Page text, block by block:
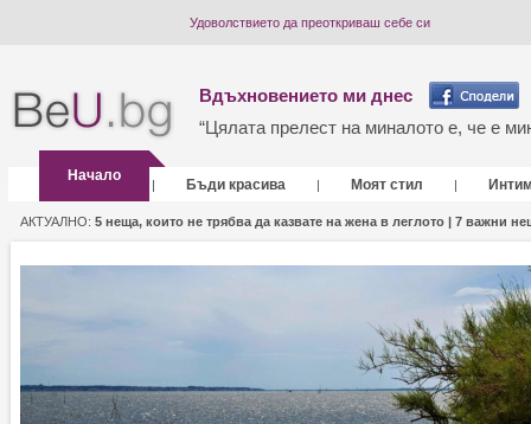
Удоволствието да преоткриваш себе си
Вдъхновението ми днес
“Цялата прелест на миналото е, че е
Начало
| Бъди красива | Моят стил |
АКТУАЛНО: 5 неща, които не трябва да казвате на жена в леглото | 7 важни